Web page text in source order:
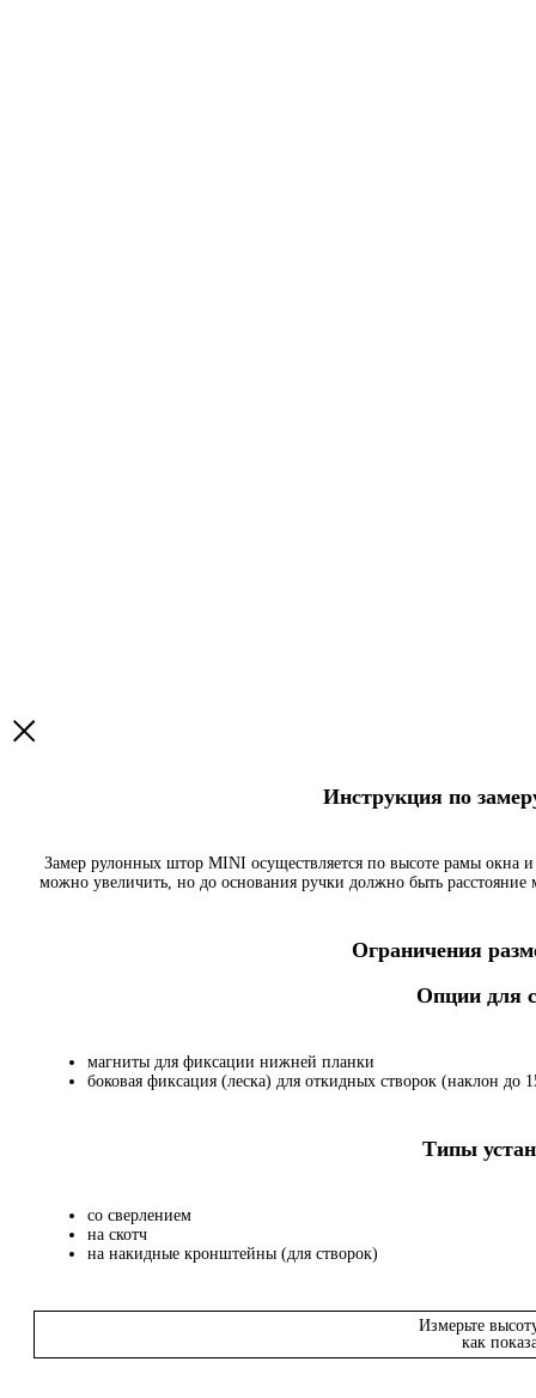
Инструкция по
Замер рулонных штор MINI осуществляется по высоте рамы
можно увеличить, но до основания ручки должно быть
Ограничения
Опции для
магниты для фиксации нижней планки
боковая фиксация (леска) для откидных створок (наклон до
Типы
со сверлением
на скотч
на накидные кронштейны (для створок)
Измерьте
как